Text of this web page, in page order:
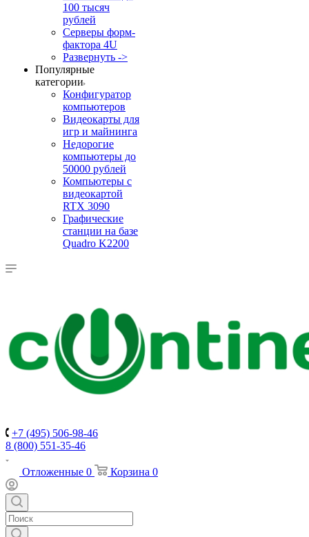
100 тысяч
рублей
Серверы форм-
фактора 4U
Развернуть ->
Популярные
категории
Конфигуратор
компьютеров
Видеокарты для
игр и майнинга
Недорогие
компьютеры до
50000 рублей
Компьютеры с
видеокартой
RTX 3090
Графические
станции на базе
Quadro K2200
+7 (495) 506-98-46
8 (800) 551-35-46
Отложенные 0 Корзина 0